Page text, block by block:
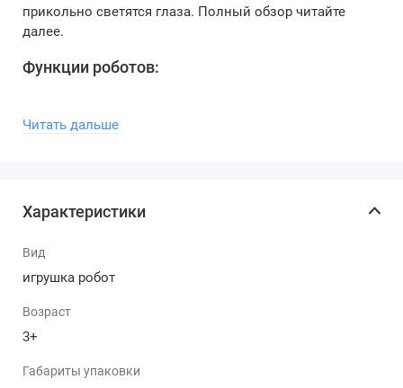
прикольно светятся глаза. Полный обзор читайте
далее.
Функции роботов:
Радиоуправляемый;
влево, вправо.
Особенности:
робот подвижный;
Читать дальше
Характеристики
Вид
игрушка робот
Возраст
3+
Габариты упаковки